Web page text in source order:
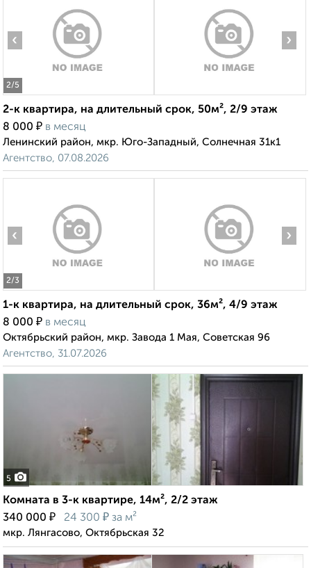
2/5
‹ ›
2-к квартира, на длительный срок, 50м², 2/9 этаж
8 000 ₽ в месяц
Ленинский район, мкр. Юго-Западный, Солнечная 31к1
Агентство, 07.08.2026
2/3
‹ ›
1-к квартира, на длительный срок, 36м², 4/9 этаж
8 000 ₽ в месяц
Октябрьский район, мкр. Завода 1 Мая, Советская 96
Агентство, 31.07.2026
5
Комната в 3-к квартире, 14м², 2/2 этаж
340 000 ₽ 24 300 ₽ за м²
мкр. Лянгасово, Октябрьская 32